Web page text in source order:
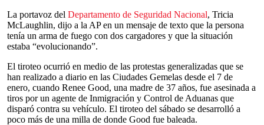
La portavoz del Departamento de Seguridad Nacional, Tricia
McLaughlin, dijo a la AP en un mensaje de texto que la persona
tenía un arma de fuego con dos cargadores y que la situación
estaba “evolucionando”.
El tiroteo ocurrió en medio de las protestas generalizadas que se
han realizado a diario en las Ciudades Gemelas desde el 7 de
enero, cuando Renee Good, una madre de 37 años, fue asesinada a
tiros por un agente de Inmigración y Control de Aduanas que
disparó contra su vehículo. El tiroteo del sábado se desarrolló a
poco más de una milla de donde Good fue baleada.